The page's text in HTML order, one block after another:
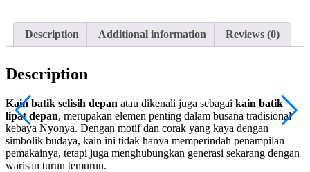
Description Additional information Reviews (0)
Description
Kain batik selisih depan atau dikenali juga sebagai kain batik
lipat depan, merupakan elemen penting dalam busana tradisional
kebaya Nyonya. Dengan motif dan corak yang kaya dengan
simbolik budaya, kain ini tidak hanya memperindah penampilan
pemakainya, tetapi juga menghubungkan generasi sekarang dengan
warisan turun temurun.